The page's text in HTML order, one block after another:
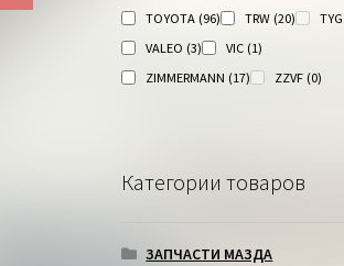
TOYOTA (96) TRW (20) TYG
VALEO (3) VIC (1)
ZIMMERMANN (17) ZZVF (0)
Категории товаров
ЗАПЧАСТИ МАЗДА